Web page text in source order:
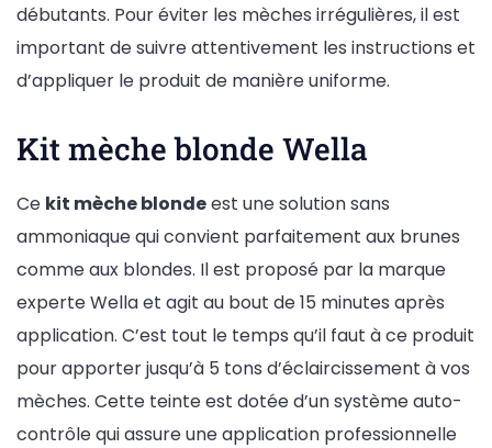
débutants. Pour éviter les mèches irrégulières, il est
important de suivre attentivement les instructions et
d’appliquer le produit de manière uniforme.
Kit mèche blonde Wella
Ce kit mèche blondeest une solution sans
ammoniaque qui convient parfaitement aux brunes
comme aux blondes. Il est proposé par la marque
experte Wella et agit au bout de 15 minutes après
application. C’est tout le temps qu’il faut à ce produit
pour apporter jusqu’à 5 tons d’éclaircissement à vos
mèches. Cette teinte est dotée d’un système auto-
contrôle qui assure une application professionnelle